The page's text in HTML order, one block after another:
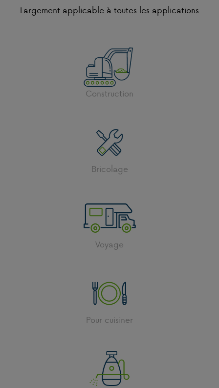
Largement applicable à toutes les applications
Construction
Bricolage
Voyage
Pour cuisiner